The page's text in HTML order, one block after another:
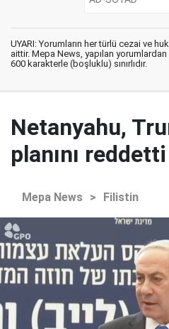
UYARI: Yorumların her türlü cezai ve
aittir. Mepa News, yapılan
600 karakterle (boşluklu) sınırlıdır.
Netanyahu,
planını reddetti
Mepa News > Filistin